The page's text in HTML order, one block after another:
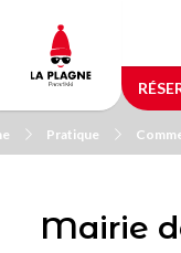
contenu
principal
Pratique
Mairie